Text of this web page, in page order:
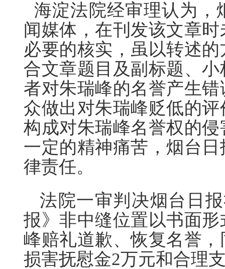
海淀法院经审理认为，
闻媒体，在刊发该文章
必要的核实，虽以转述
合文章题目及副标题、
者对朱瑞峰的名誉产生
众做出对朱瑞峰贬低的
构成对朱瑞峰名誉权的
一定的精神痛苦，烟台
律责任。
法院一审判决烟台日
报》非中缝位置以书面
峰赔礼道歉、恢复名誉
损害抚慰金2万元和合理